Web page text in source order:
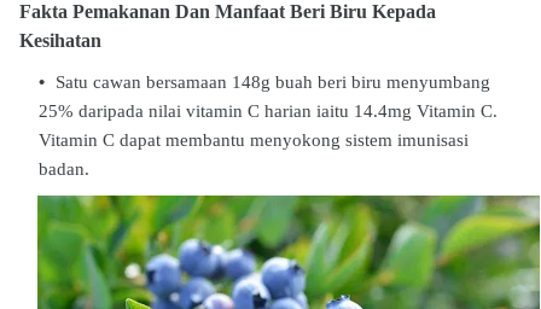
Fakta Pemakanan Dan Manfaat Beri Biru Kepada
Kesihatan
Satu cawan bersamaan 148g buah beri biru menyumbang
25% daripada nilai vitamin C harian iaitu 14.4mg Vitamin C.
Vitamin C dapat membantu menyokong sistem imunisasi
badan.